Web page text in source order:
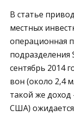
В статье
местных
операционная
подразделения
сентябрь 2014
вон (около 2,4
такой же
США)